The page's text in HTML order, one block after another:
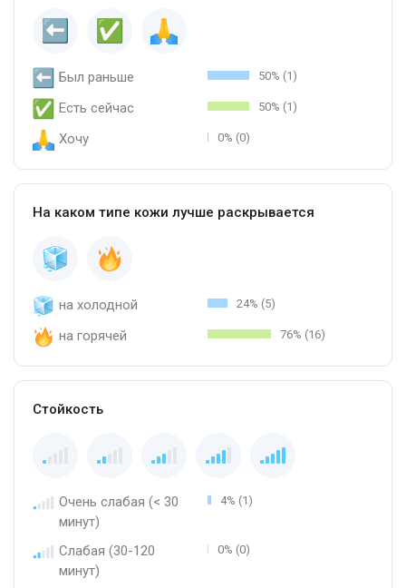
Был раньше 50% (1)
Есть сейчас 50% (1)
Хочу 0% (0)
На каком типе кожи лучше раскрывается
на холодной 24% (5)
на горячей 76% (16)
Стойкость
Очень слабая (< 30
минут)
4% (1)
Слабая (30-120
минут)
0% (0)